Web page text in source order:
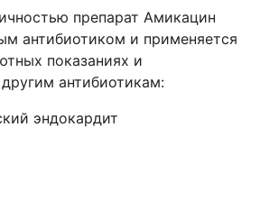
препарат Амикацин
антибиотиком и применяется
показаниях и
антибиотикам:
эндокардит